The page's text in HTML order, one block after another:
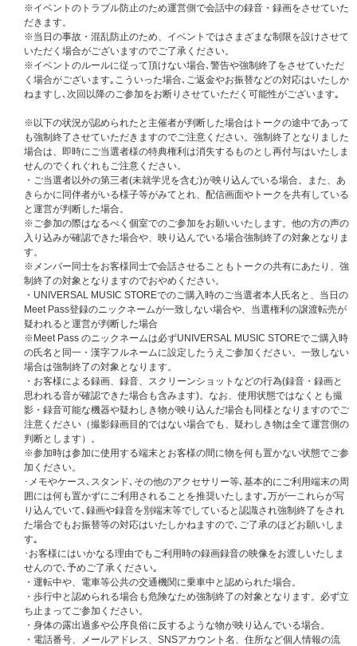
太田駿静、海帆、栗田航兵、古瀬直輝、小堀柊、高橋わたる、西島蓮汰、四
谷真佑
個別オンライントーク会について
■参加ご希望のお客様は、UNIVERSAL MUSIC STORE内の「個別オンライ
ントーク会抽選対象ページ」にて『Present』初回フラッシュプライス盤
（個別オンライントーク会抽選対象）をご予約・ご入金ください。
ス盤をご購入のお客様は抽選の対象外となります。
■お申し込み時に、ご希望の部（時間帯）と希望メンバーをお選び下さい。
■CD1枚のご購入で一口応募となります（複数ご応募可）。抽選方式につ
き、ご購入・ご入金されても落選する場合もございます。
■同一人物による複数の会員登録は禁止となります。複数アカウントでのイ
ベント参加が発覚した際は不正行為とみなしイベントの参加をお断りさせて
いただきます。
■個別オンライントーク会の当選権利は、ご選択頂いたメンバー・開催日・
開催部（時間帯）のみ有効となります。
■主催者側によって割り当てた開催時間内での対応とさせて頂きます。
■1回のご当選につき、メンバーとのオンライントーク時間は45秒となりま
す。会話の途中でもお時間になりましたら終了となります。
■参加時間は主催者側であらかじめ指定させていただきます。参加時間の変
更等のご要望には一切対応できません。この点をご了承いただける方のみご
応募ください。
■個別オンライントーク会のご参加は、ご当選者様本人に限ります。下部に
ある「イベントに関する注意事項」をよくお読みになりルールをご理解のう
えご参加ください。
個別オンライントーク会に関する注意事項
■イベントアプリ「Meet Pass」（ミートパス）について
初めての方は以下の「ご利用ガイド」を必ずご確認のうえアプリのインスト
ールとユーザーアカウントを作成ください。
ご利用ガイド:https://meetpass.jp/guide/
※Meet Passアプリのご利用には下記の条件が必要です｡
・SMS送受信が可能であること
・iOS12.0以上、Android8.0以上
・インカメラ、マイクが正常動作すること
・イベント当日20Mbps以上の回線速度を安定して保てるネット回線を利用
できること
※本イベントにご参加いただくためには、Meet Passでのユーザーアカウン
トの作成、およびMeet Passのアプリをインストールした端末（スマートフ
ォン）が必要となります。
※イベントにご参加いただくにはMeet Pass アプリでの参加券の受け取りの
ほか､Meet Pass への｢UNIVERSAL MUSIC STOREでご登録いただいている
お名前を、漢字フルネームでニックネーム項目の編集｣が必須となります｡
お名前が異なる場合や､運営スタッフが必要と判断した場合に個別で本人認
※イベントのトラブル防止のため運営側で会話中の録音・録画をさせていた
だきます。
※当日の事故・混乱防止のため、イベントではさまざまな制限を設けさせて
いただく場合がございますのでご了承ください。
※イベントのルールに従って頂けない場合､警告や強制終了をさせていただ
く場合がございます｡こういった場合､ご返金やお振替などの対応はいたしか
ねますし､次回以降のご参加をお断りさせていただく可能性がございます｡
※以下の状況が認められたと主催者が判断した場合はトークの途中であって
も強制終了させていただきますのでご注意ください。強制終了となりました
場合は、即時にご当選者様の特典権利は消失するものとし再付与はいたしま
せんのでくれぐれもご注意ください。
・ご当選者以外の第三者(未就学児を含む)が映り込んでいる場合。また、あ
きらかに同伴者がいる様子等がみてとれ、配信画面やトークを共有している
と運営が判断した場合。
※ご参加の際はなるべく個室でのご参加をお願いいたします。他の方の声の
入り込みが確認できた場合や、映り込んでいる場合強制終了の対象となりま
す。
※メンバー同士をお客様同士で会話させることもトークの共有にあたり、強
制終了の対象となりますのでおやめください。
・UNIVERSAL MUSIC STOREでのご購入時のご当選者本人氏名と、当日の
Meet Pass登録のニックネームが一致しない場合や、当選権利の譲渡転売が
疑われると運営が判断した場合
※Meet Pass のニックネームは必ずUNIVERSAL MUSIC STOREでご購入時
の氏名と同一・漢字フルネームに設定したうえご参加ください。一致しない
場合は強制終了の対象となります。
・お客様による録画、録音、スクリーンショットなどの行為(録音・録画と
思われる音が確認できた場合も含みます)。なお、使用状態ではなくとも撮
影・録音可能な機器や疑わしき物が映り込んだ場合も同様となりますのでご
注意ください（撮影録画目的ではない場合でも、疑わしき物は全て運営側の
判断とします）。
※参加時は参加に使用する端末とお客様の間に物を何も置かない状態でご参
加ください。
･メモやケース､スタンド､その他のアクセサリー等､基本的にご利用端末の周
囲には何も置かずにご利用されることを推奨いたします｡万が一これらが写
り込んでいて､録画や録音を別端末等でしていると認識され強制終了をされ
た場合でもお振替等の対応はいたしかねますので､ご了承のほどお願いしま
す｡
･お客様にはいかなる理由でもご利用時の録画録音の映像をお渡しいたしま
せんので､予めご了承ください｡
・運転中や、電車等公共の交通機関に乗車中と認められた場合。
・歩行中と認められる場合も危険なため強制終了の対象となります。必ず立
ち止まってご参加ください。
・身体の露出過多や公序良俗に反するような物が映り込んでいる場合。
・電話番号、メールアドレス、SNSアカウント名、住所など個人情報の流